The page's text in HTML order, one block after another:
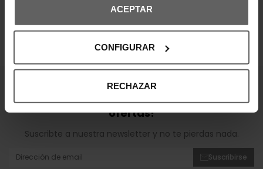
ACEPTAR
CONFIGURAR
RECHAZAR
OPINIONES DE CLIENTES
¡Entérate de todas las novedades y
ofertas!
Suscribte a nuestra newsletter y no te pierdas nada.
Suscribirse